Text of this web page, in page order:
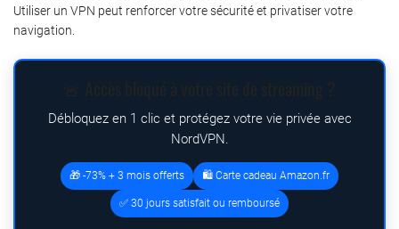
Utiliser un VPN peut renforcer votre sécurité et privatiser votre
navigation.
Débloquez en 1 clic et protégez votre vie privée avec
NordVPN.
🎁 -73% + 3 mois offerts 🛍️ Carte cadeau Amazon.fr
✅ 30 jours satisfait ou remboursé